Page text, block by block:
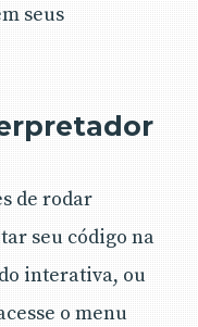
seus
de rodar
seu código na
interativa, ou
o menu